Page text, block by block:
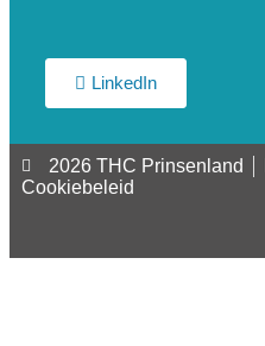
LinkedIn
2026 THC Prinsenland
Cookiebeleid